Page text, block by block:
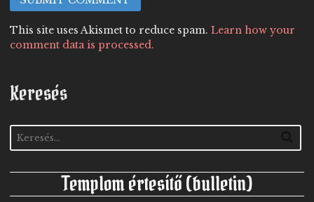
This site uses Akismet to reduce spam. Learn how your
comment data is processed.
Keresés
Templom értesítő (bulletin)